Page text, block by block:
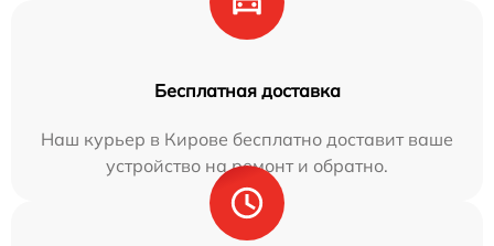
Бесплатная доставка
Наш курьер в Кирове бесплатно доставит ваше
устройство на ремонт и обратно.